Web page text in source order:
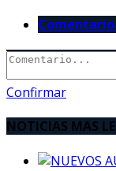
Confirmar
NOTICIAS MAS